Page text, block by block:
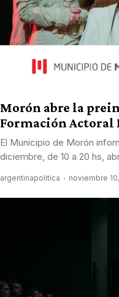
Morón abre la
Formación Actoral
El Municipio de Morón
diciembre, de 10 a 20 hs,
argentinapolitica noviembre